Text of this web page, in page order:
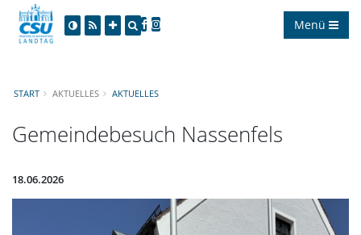
Menü
START AKTUELLES AKTUELLES
Gemeindebesuch Nassenfels
18.06.2026